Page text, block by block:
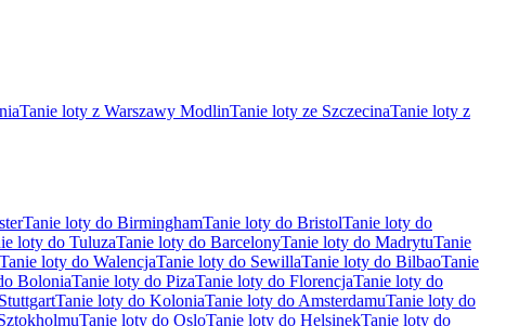
Tanie loty z Warszawy ModlinTanie loty ze SzczecinaTanie loty z
Tanie loty do BirminghamTanie loty do BristolTanie loty do
loty do TuluzaTanie loty do BarcelonyTanie loty do MadrytuTanie
Tanie loty do WalencjaTanie loty do SewillaTanie loty do BilbaoTanie
BoloniaTanie loty do PizaTanie loty do FlorencjaTanie loty do
Tanie loty do KoloniaTanie loty do AmsterdamuTanie loty do
Tanie loty do OsloTanie loty do HelsinekTanie loty do